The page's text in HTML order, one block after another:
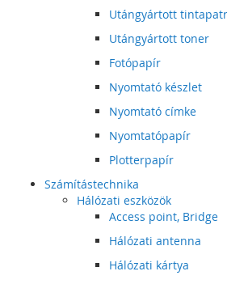
Utángyártott
Utángyártott toner
Fotópapír
Nyomtató készlet
Nyomtató címke
Nyomtatópapír
Plotterpapír
Számítástechnika
Hálózati eszközök
Access point, Bridge
Hálózati antenna
Hálózati kártya